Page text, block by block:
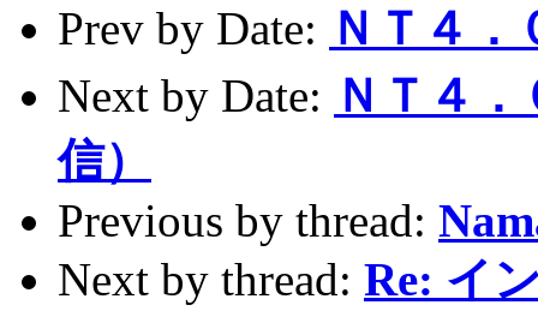
Prev by Date: ＮＴ４
Next by Date: ＮＴ４
信）
Previous by thread:
Next by thread: Re: イ